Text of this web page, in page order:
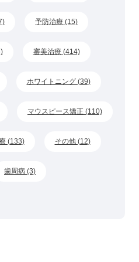
予防治療 (15)
審美治療 (414)
ホワイトニング (39)
マウスピース矯正 (110)
(133) その他 (12)
歯周病 (3)